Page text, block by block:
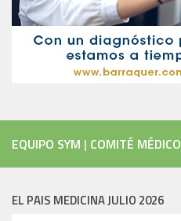
EQUIPO SYM | COMITÉ MÉDICO
EL PAIS MEDICINA JULIO 2026